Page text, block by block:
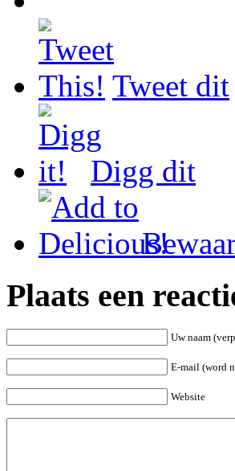
Tweet dit
Digg dit
Plaats een
Uw naam
E-mail (word
Website